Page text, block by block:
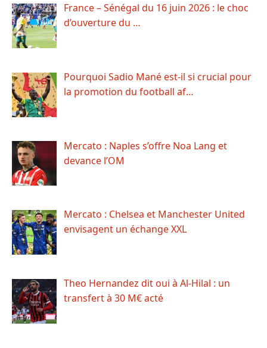
France – Sénégal du 16 juin 2026 : le choc
d’ouverture du …
Pourquoi Sadio Mané est-il si crucial pour
la promotion du football af…
Mercato : Naples s’offre Noa Lang et
devance l’OM
Mercato : Chelsea et Manchester United
envisagent un échange XXL
Theo Hernandez dit oui à Al-Hilal : un
transfert à 30 M€ acté